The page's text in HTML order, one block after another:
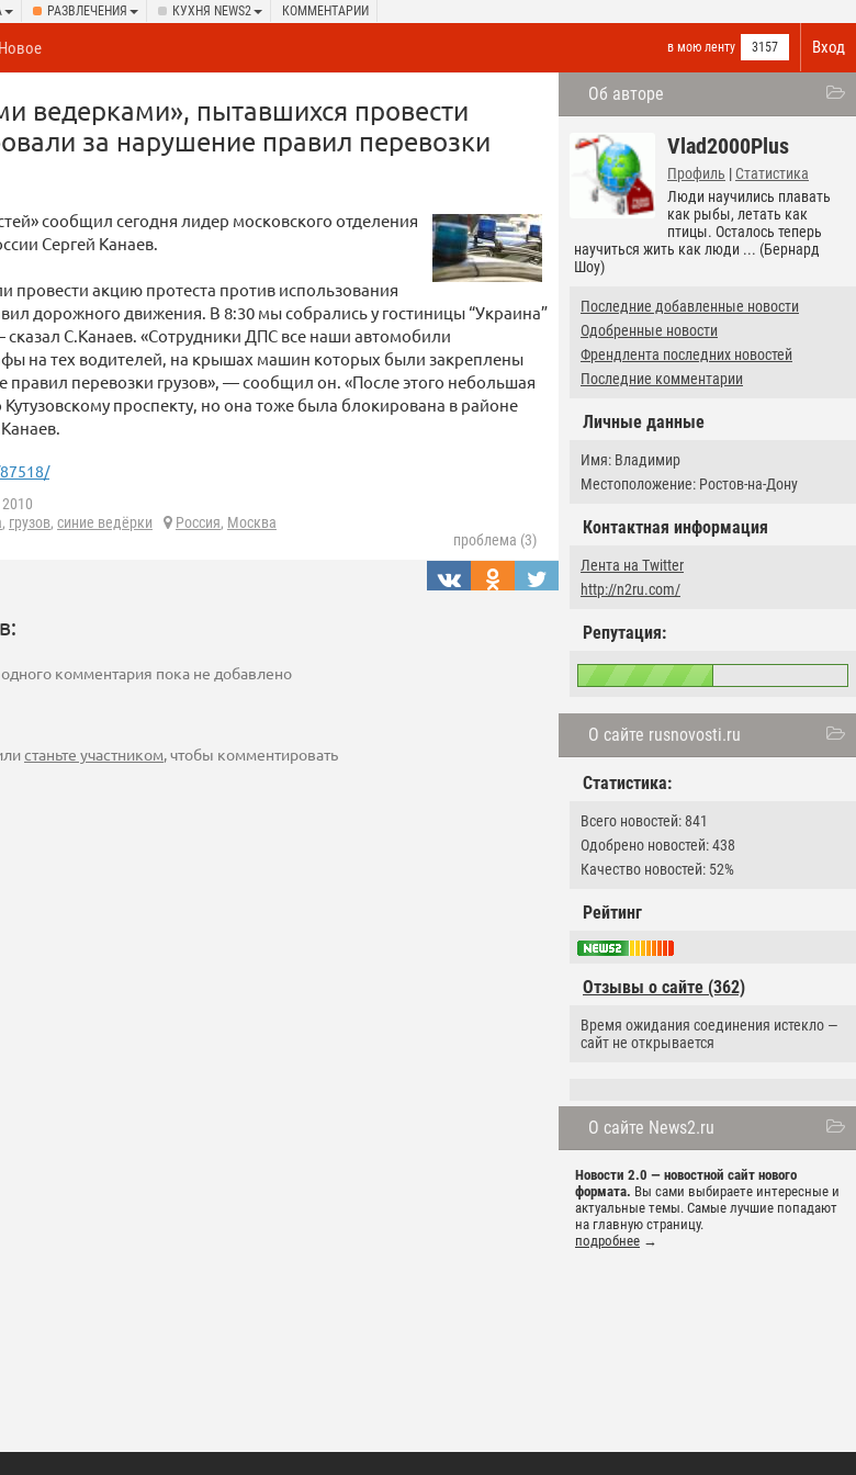
РАЗВЛЕЧЕНИЯ КУХНЯ NEWS2 КОММЕНТАРИИ
Вход
в мою ленту 3157
Новое
Об авторе
Vlad2000Plus
Профиль | Статистика
Люди научились плавать
как рыбы, летать как
птицы. Осталось теперь
научиться жить как люди ... (Бернард
Шоу)
Последние добавленные новости
Одобренные новости
Френдлента последних новостей
Последние комментарии
Личные данные
Имя: Владимир
Местоположение: Ростов-на-Дону
Контактная информация
Лента на Twitter
http://n2ru.com/
Репутация:
О сайте rusnovosti.ru
Статистика:
Всего новостей: 841
Одобрено новостей: 438
Качество новостей: 52%
Рейтинг
Отзывы о сайте (362)
Время ожидания соединения истекло —
сайт не открывается
О сайте News2.ru
Новости 2.0 — новостной сайт нового
формата. Вы сами выбираете интересные и
актуальные темы. Самые лучшие попадают
на главную страницу.
подробнее →
ведерками», пытавшихся провести
за нарушение правил перевозки
сообщил сегодня лидер московского отделения
Сергей Канаев.
провести акцию протеста против использования
дорожного движения. В 8:30 мы собрались у гостиницы “Украина”
С.Канаев. «Сотрудники ДПС все наши автомобили
на тех водителей, на крышах машин которых были закреплены
перевозки грузов», — сообщил он. «После этого небольшая
проспекту, но она тоже была блокирована в районе
, грузов, синие ведёрки Россия, Москва
проблема (3)
комментария пока не добавлено
станьте участником, чтобы комментировать